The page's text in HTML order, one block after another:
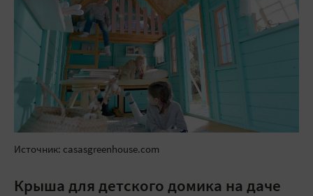
Источник: casasgreenhouse.com
Крыша для детского домика на даче